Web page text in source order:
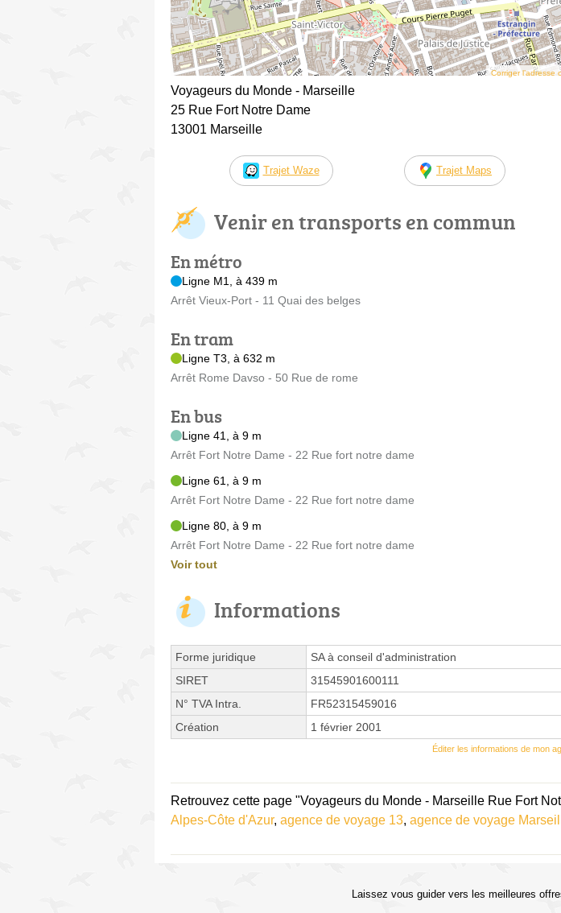
Corriger l’adresse
Voyageurs du Monde - Marseille
25 Rue Fort Notre Dame
13001 Marseille
Trajet Waze Trajet Maps
Venir en transports en commun
En métro
Ligne M1, à 439 m
Arrêt Vieux-Port - 11 Quai des belges
En tram
Ligne T3, à 632 m
Arrêt Rome Davso - 50 Rue de rome
En bus
Ligne 41, à 9 m
Arrêt Fort Notre Dame - 22 Rue fort notre dame
Ligne 61, à 9 m
Arrêt Fort Notre Dame - 22 Rue fort notre dame
Ligne 80, à 9 m
Arrêt Fort Notre Dame - 22 Rue fort notre dame
Voir tout
Informations
Forme juridique
SA à conseil d'administration
SIRET
31545901600111
N° TVA Intra.
FR52315459016
Création
1 février 2001
Éditer les informations de mon
Retrouvez cette page "Voyageurs du Monde - Marseille Rue Fort
Alpes-Côte d'Azur, agence de voyage 13, agence de voyage
Laissez vous guider vers les meilleures